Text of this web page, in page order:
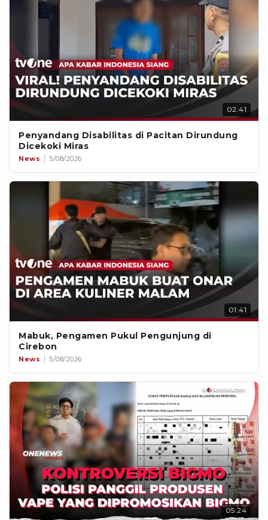
02:41
Penyandang Disabilitas di Pacitan Dirundung
Dicekoki Miras
News 5/08/2026
01:41
Mabuk, Pengamen Pukul Pengunjung di
Cirebon
News 5/08/2026
05:24